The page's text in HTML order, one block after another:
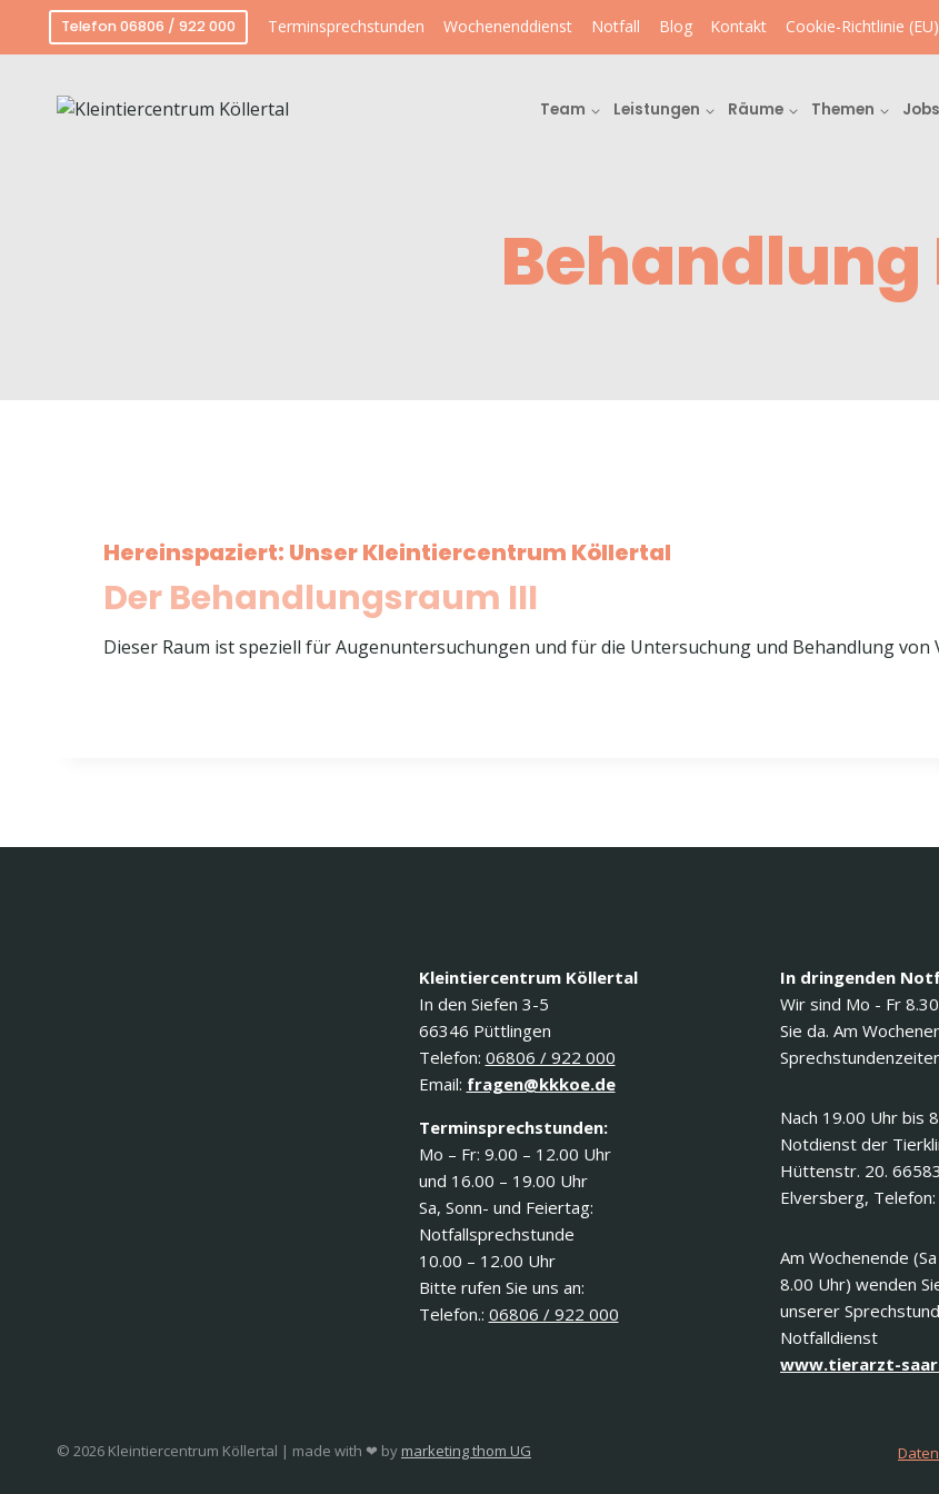
Telefon 06806 / 922 000 Terminsprechstunden Wochenenddienst Notfall Blog Kontakt Cookie-Richtlinie (EU)
Team Leistungen Räume Themen Jobs
Behandlung
Hereinspaziert: Unser Kleintiercentrum Köllertal
Der Behandlungsraum III
Dieser Raum ist speziell für Augenuntersuchungen und für die Untersuchung und Behandlung von
Kleintiercentrum Köllertal
In den Siefen 3-5
66346 Püttlingen
Telefon: 06806 / 922 000
Email: fragen@kkkoe.de
Terminsprechstunden:
Mo – Fr: 9.00 – 12.00 Uhr
und 16.00 – 19.00 Uhr
Sa, Sonn- und Feiertag:
Notfallsprechstunde
10.00 – 12.00 Uhr
Bitte rufen Sie uns an:
Telefon.: 06806 / 922 000
In dringenden
Wir sind Mo - Fr
Sie da. Am
Nach 19.00 Uhr bis
Notdienst der
Hüttenstr. 20.
Elversberg, Telefon:
Am Wochenende
8.00 Uhr) wenden
unserer
Notfalldienst
www.tierarzt-
© 2026 Kleintiercentrum Köllertal | made with ❤ by marketing thom UG